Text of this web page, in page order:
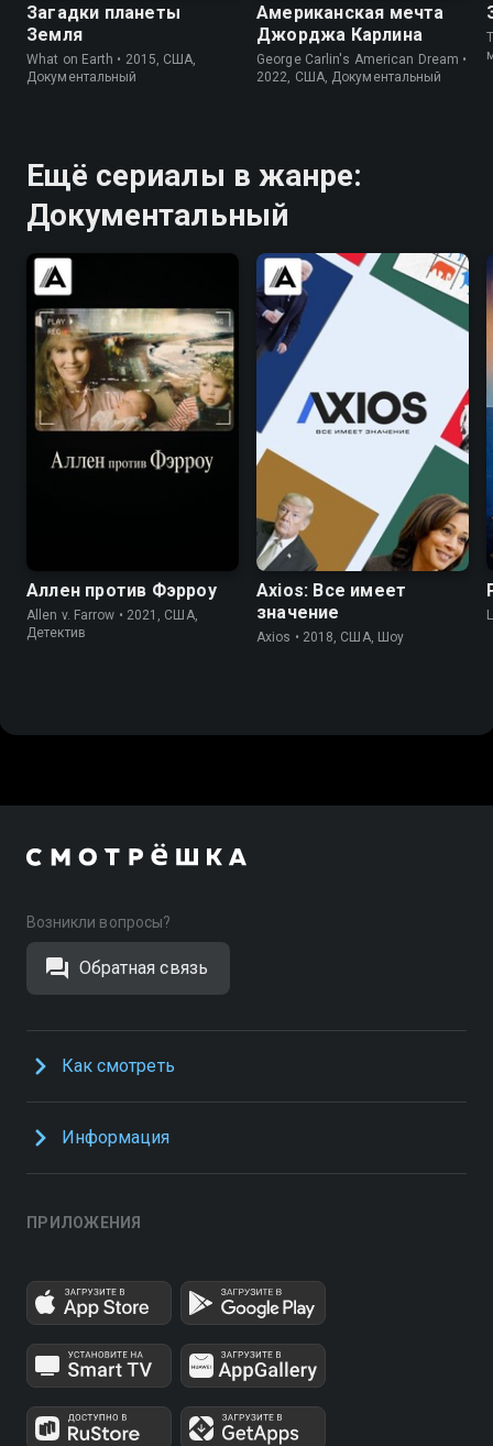
Загадки планеты
Земля
What on Earth • 2015, США,
Документальный
Американская мечта
Джорджа Карлина
George Carlin's American Dream •
2022, США, Документальный
Ещё сериалы в жанре:
Документальный
Аллен против Фэрроу
Allen v. Farrow • 2021, США,
Детектив
6.6
Axios: Все имеет
значение
Axios • 2018, США, Шоу
Возникли вопросы?
Обратная связь
Как смотреть
Информация
ПРИЛОЖЕНИЯ